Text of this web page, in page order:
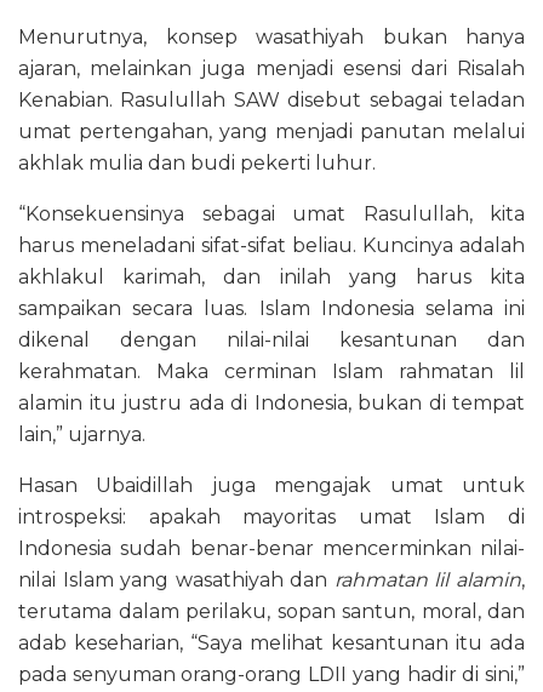
Menurutnya, konsep wasathiyah bukan hanya
ajaran, melainkan juga menjadi esensi dari Risalah
Kenabian. Rasulullah SAW disebut sebagai teladan
umat pertengahan, yang menjadi panutan melalui
akhlak mulia dan budi pekerti luhur.
“Konsekuensinya sebagai umat Rasulullah, kita
harus meneladani sifat-sifat beliau. Kuncinya adalah
akhlakul karimah, dan inilah yang harus kita
sampaikan secara luas. Islam Indonesia selama ini
dikenal dengan nilai-nilai kesantunan dan
kerahmatan. Maka cerminan Islam rahmatan lil
alamin itu justru ada di Indonesia, bukan di tempat
lain,” ujarnya.
Hasan Ubaidillah juga mengajak umat untuk
introspeksi: apakah mayoritas umat Islam di
Indonesia sudah benar-benar mencerminkan nilai-
nilai Islam yang wasathiyah dan rahmatan lil alamin,
terutama dalam perilaku, sopan santun, moral, dan
adab keseharian, “Saya melihat kesantunan itu ada
pada senyuman orang-orang LDII yang hadir di sini,”